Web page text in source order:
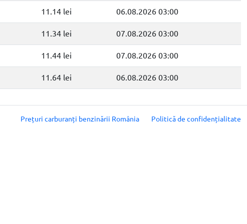
11.14 lei 06.08.2026 03:00
11.34 lei 07.08.2026 03:00
11.44 lei 07.08.2026 03:00
11.64 lei 06.08.2026 03:00
Prețuri carburanți benzinării România Politică de confidențialitate